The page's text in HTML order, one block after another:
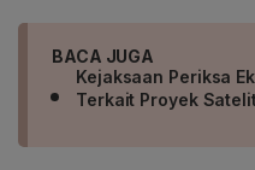
BACA JUGA
Kejaksaan Periksa
Terkait Proyek